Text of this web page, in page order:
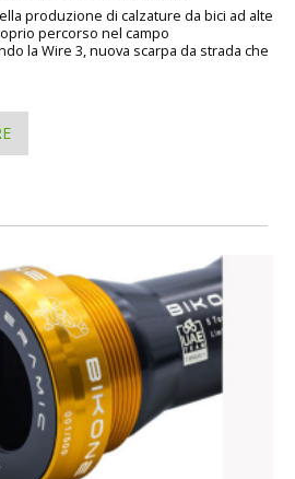
produzione di calzature da bici ad alte
percorso nel campo
la Wire 3, nuova scarpa da strada che